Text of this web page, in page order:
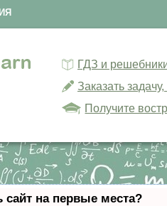
ГДЗ и
Заказать
Получите
сайт на первые места?